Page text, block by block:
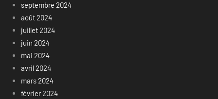
septembre 2024
août 2024
juillet 2024
juin 2024
mai 2024
avril 2024
mars 2024
février 2024